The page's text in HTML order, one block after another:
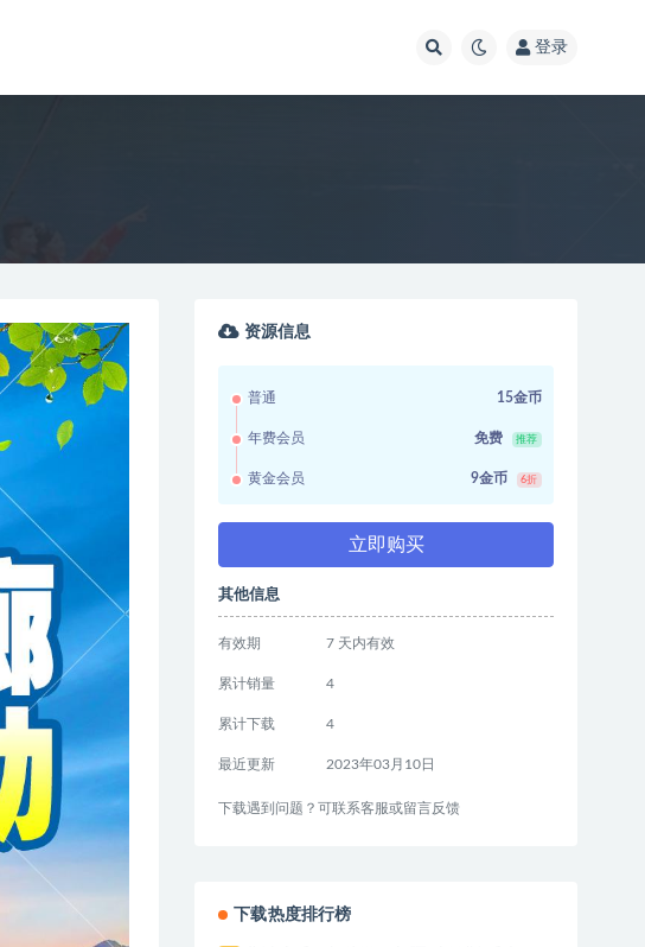
登录
资源信息
普通 15金币
年费会员 免费 推荐
黄金会员 9金币 6折
立即购买
其他信息
有效期 7 天内有效
累计销量 4
累计下载 4
最近更新 2023年03月10日
下载遇到问题？可联系客服或留言反馈
下载热度排行榜